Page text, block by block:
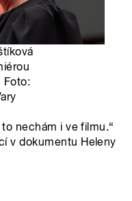
Foto:
nechám i ve filmu.“
v dokumentu Heleny